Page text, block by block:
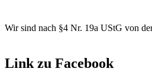
Wir sind nach §4 Nr. 19a UStG von
Link zu Facebook